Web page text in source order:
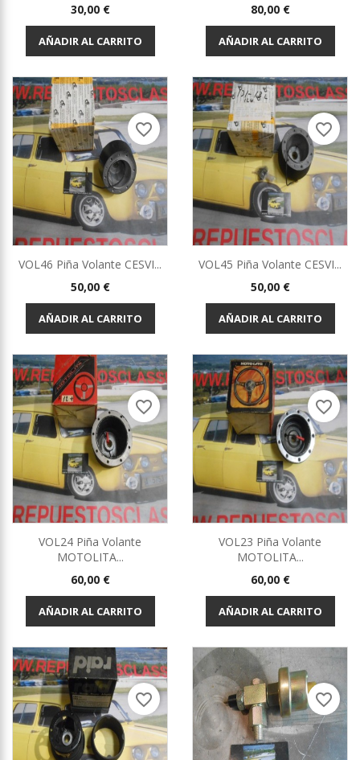
Precio
30,00 €
AÑADIR AL CARRITO
Precio
80,00 €
AÑADIR AL CARRITO
VOL46 Piña Volante CESVI...
Precio
50,00 €
AÑADIR AL CARRITO
favorite_border
VOL45 Piña Volante CESVI...
Precio
50,00 €
AÑADIR AL CARRITO
favorite_border
VOL24 Piña Volante
MOTOLITA...
Precio
60,00 €
AÑADIR AL CARRITO
favorite_border
VOL23 Piña Volante
MOTOLITA...
Precio
60,00 €
AÑADIR AL CARRITO
favorite_border
favorite_border favorite_border